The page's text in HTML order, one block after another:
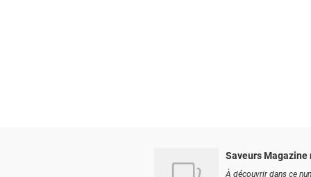
Saveurs Magazine
À découvrir dans ce